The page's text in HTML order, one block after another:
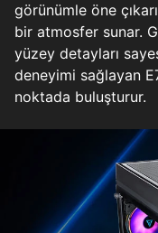
görünümle öne
bir atmosfer sunar.
yüzey detayları
deneyimi sağlayan
noktada buluşturur.